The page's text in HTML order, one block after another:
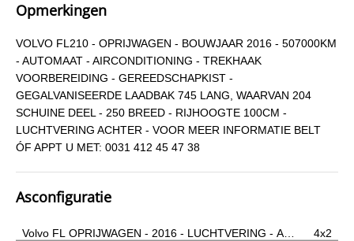
Opmerkingen
VOLVO FL210 - OPRIJWAGEN - BOUWJAAR 2016 - 507000KM
- AUTOMAAT - AIRCONDITIONING - TREKHAAK
VOORBEREIDING - GEREEDSCHAPKIST -
GEGALVANISEERDE LAADBAK 745 LANG, WAARVAN 204
SCHUINE DEEL - 250 BREED - RIJHOOGTE 100CM -
LUCHTVERING ACHTER - VOOR MEER INFORMATIE BELT
ÓF APPT U MET: 0031 412 45 47 38
Asconfiguratie
Volvo FL OPRIJWAGEN - 2016 - LUCHTVERING - A… 4x2